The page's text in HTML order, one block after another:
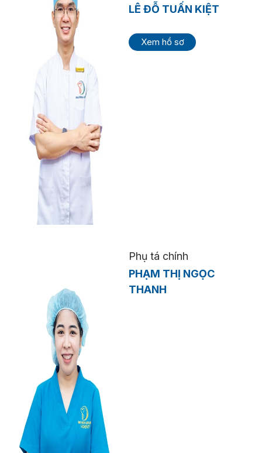
LÊ ĐỖ TUẤN KIỆT
Xem hồ sơ
Phụ tá chính
PHẠM THỊ NGỌC
THANH